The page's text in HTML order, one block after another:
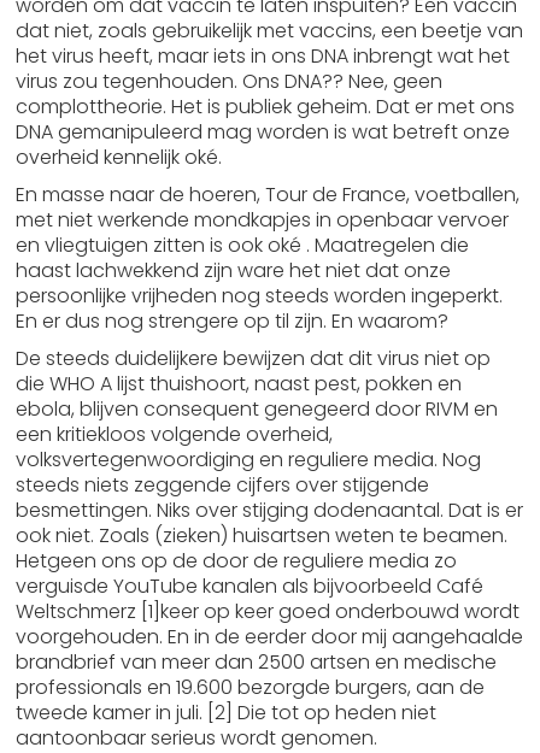
dat niet, zoals gebruikelijk met vaccins, een beetje van
het virus heeft, maar iets in ons DNA inbrengt wat het
virus zou tegenhouden. Ons DNA?? Nee, geen
complottheorie. Het is publiek geheim. Dat er met ons
DNA gemanipuleerd mag worden is wat betreft onze
overheid kennelijk oké.
En masse naar de hoeren, Tour de France, voetballen,
met niet werkende mondkapjes in openbaar vervoer
en vliegtuigen zitten is ook oké . Maatregelen die
haast lachwekkend zijn ware het niet dat onze
persoonlijke vrijheden nog steeds worden ingeperkt.
En er dus nog strengere op til zijn. En waarom?
De steeds duidelijkere bewijzen dat dit virus niet op
die WHO A lijst thuishoort, naast pest, pokken en
ebola, blijven consequent genegeerd door RIVM en
een kritiekloos volgende overheid,
volksvertegenwoordiging en reguliere media. Nog
steeds niets zeggende cijfers over stijgende
besmettingen. Niks over stijging dodenaantal. Dat is er
ook niet. Zoals (zieken) huisartsen weten te beamen.
Hetgeen ons op de door de reguliere media zo
verguisde YouTube kanalen als bijvoorbeeld Café
Weltschmerz [1]keer op keer goed onderbouwd wordt
voorgehouden. En in de eerder door mij aangehaalde
brandbrief van meer dan 2500 artsen en medische
professionals en 19.600 bezorgde burgers, aan de
tweede kamer in juli. [2] Die tot op heden niet
aantoonbaar serieus wordt genomen.